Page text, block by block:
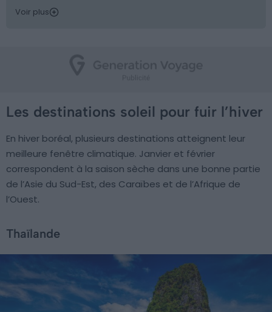
Voir plus
Les destinations soleil pour fuir l’hiver
En hiver boréal, plusieurs destinations atteignent leur
meilleure fenêtre climatique. Janvier et février
correspondent à la saison sèche dans une bonne partie
de l’Asie du Sud-Est, des Caraïbes et de l’Afrique de
l’Ouest.
Thaïlande